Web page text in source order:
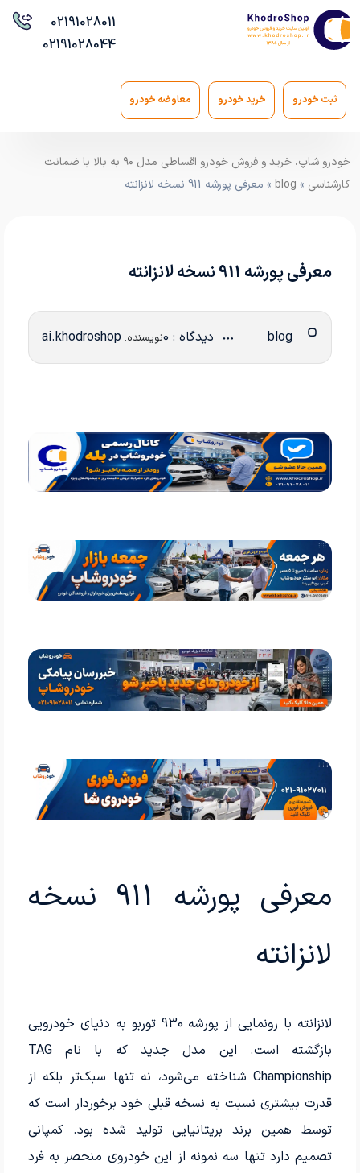
02191028011
02191028044
ثبت خودرو خرید خودرو معاوضه خودرو
خودرو شاپ، خرید و فروش خودرو اقساطی مدل ۹۰ به بالا با ضمانت
کارشناسی »
blog » معرفی پورشه 911 نسخه لانزانته
معرفی پورشه 911 نسخه لانزانته
دیدگاه : 0 نویسنده:ai.khodroshop
معرفی پورشه 911 نسخه
لانزانته
لانزانته با رونمایی از پورشه 930 توربو به دنیای خودرویی
بازگشته است. این مدل جدید که با نام TAG
Championship شناخته می‌شود، نه تنها سبک‌تر بلکه از
قدرت بیشتری نسبت به نسخه قبلی خود برخوردار است که
توسط همین برند بریتانیایی تولید شده بود. کمپانی
تصمیم دارد تنها سه نمونه از این خودروی منحصر به فرد